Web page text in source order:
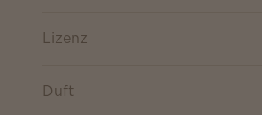
Lizenz
Duft